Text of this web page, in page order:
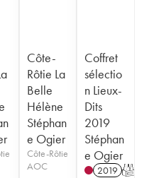
Côte-
Rôtie La
Belle
Hélène
Stéphan
e Ogier
Côte-Rôtie
AOC
Coffret
sélectio
n Lieux-
Dits
2019
Stéphan
e Ogier
2019 T